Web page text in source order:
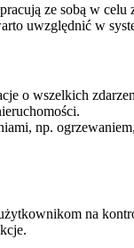
ze sobą w
uwzględnić w
o wszelkich
np.
na